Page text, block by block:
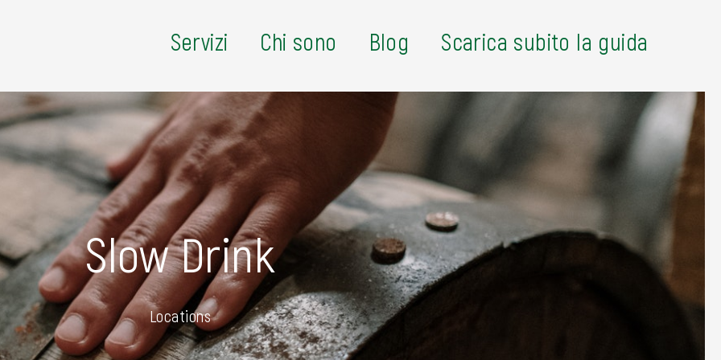
Servizi Chi sono Blog Scarica subito la guida
Slow Drink
Locations